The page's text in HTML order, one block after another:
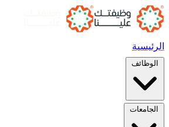
الرئيسية
الوظائف
الجامعات